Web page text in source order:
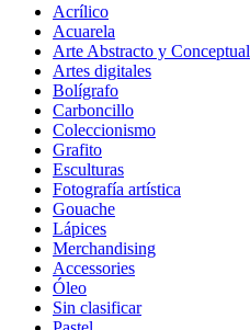
Acrílico
Acuarela
Arte Abstracto y Conceptual
Artes digitales
Bolígrafo
Carboncillo
Coleccionismo
Grafito
Esculturas
Fotografía artística
Gouache
Lápices
Merchandising
Accessories
Óleo
Sin clasificar